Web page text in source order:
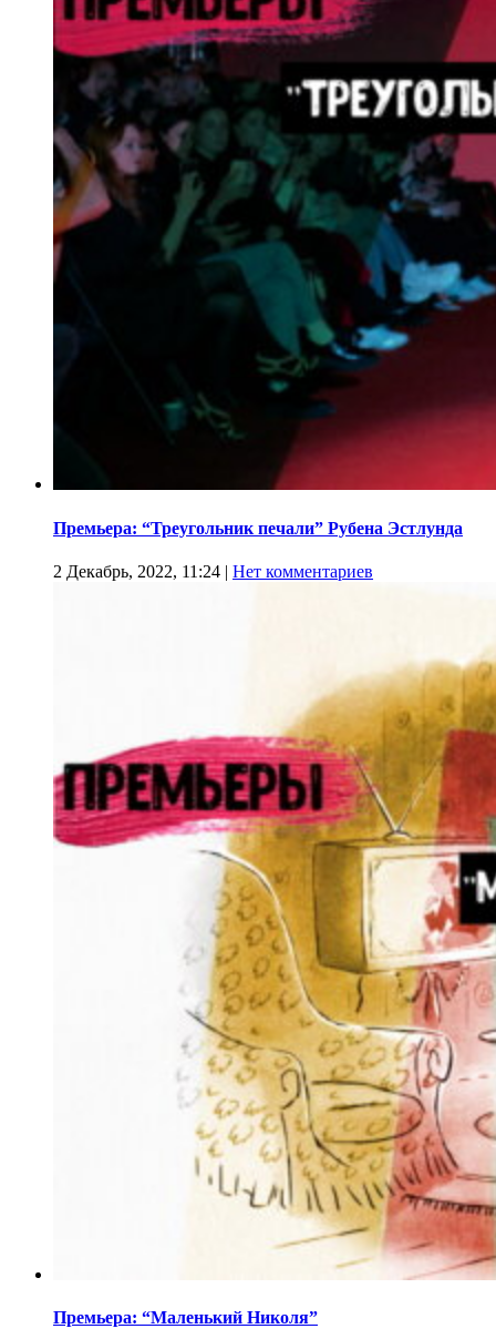
Премьера: “Треугольник печали” Рубена Эстлунда
2 Декабрь, 2022, 11:24 | Нет комментариев
Премьера: “Маленький Николя”